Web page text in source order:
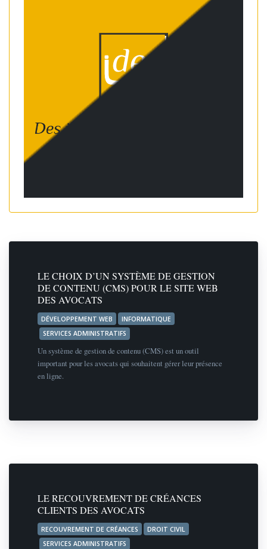
LE CHOIX D’UN SYSTÈME DE GESTION
DE CONTENU (CMS) POUR LE SITE WEB
DES AVOCATS
DÉVELOPPEMENT WEB
INFORMATIQUE
SERVICES ADMINISTRATIFS
Un système de gestion de contenu (CMS) est un outil
important pour les avocats qui souhaitent gérer leur présence
en ligne.
LE RECOUVREMENT DE CRÉANCES
CLIENTS DES AVOCATS
RECOUVREMENT DE CRÉANCES
DROIT CIVIL
SERVICES ADMINISTRATIFS